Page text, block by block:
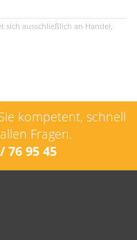
sich ausschließlich an Handel,
kompetent, schnell
Fragen.
76 95 45